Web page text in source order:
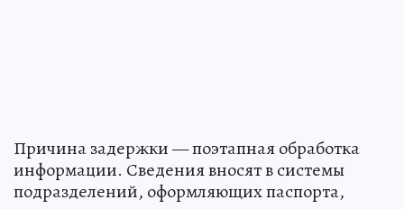
Причина задержки — поэтапная обработка
информации. Сведения вносят в системы
подразделений, оформляющих паспорта,